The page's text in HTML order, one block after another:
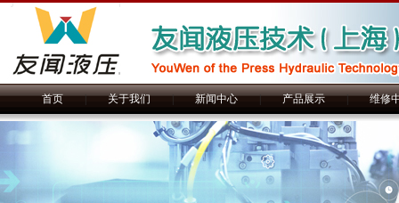
首页|关于我们|新闻中心|产品展示|维修